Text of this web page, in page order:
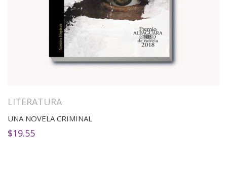
LITERATURA
UNA NOVELA CRIMINAL
$19.55